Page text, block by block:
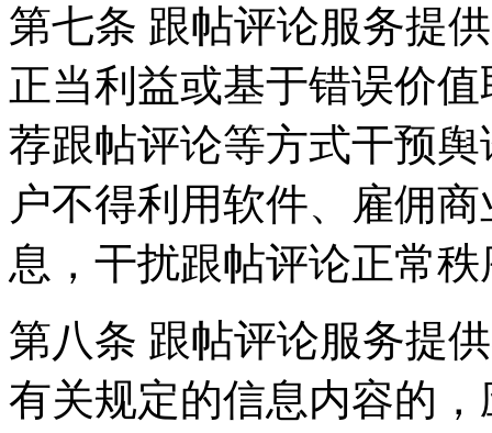
第七条 跟帖评论服务提
正当利益或基于错误价
荐跟帖评论等方式干预
户不得利用软件、雇佣
息，干扰跟帖评论正常
第八条 跟帖评论服务提
有关规定的信息内容的